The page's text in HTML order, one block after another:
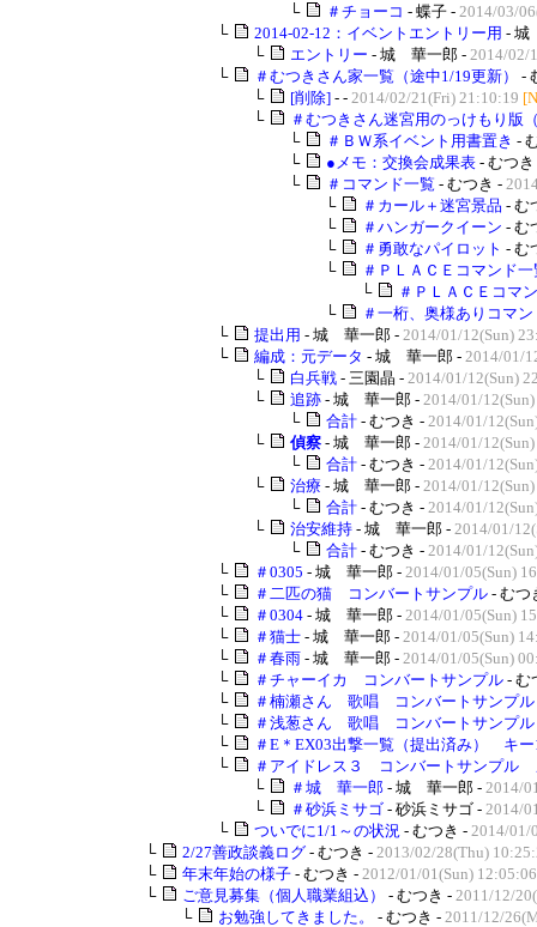
└
＃チョーコ - 蝶子 - 2014/03/
└
2014-02-12：イベントエントリー用 -
└
エントリー - 城 華一郎 - 2014/02/
└
＃むつきさん家一覧（途中1/19更新）
-
└
[削除] - - 2014/02/21(Fri) 21:10:19
└
＃むつきさん迷宮用のっけもり版
└
＃ＢＷ系イベント用書置き -
└
●メモ：交換会成果表 - むつ
└
＃コマンド一覧 - むつき -
└
＃カール＋迷宮景品 - む
└
＃ハンガークイーン - む
└
＃勇敢なパイロット - む
└
＃ＰＬＡＣＥコマンド一
└
＃ＰＬＡＣＥコマ
└
＃一桁、奥様ありコマ
└
提出用 - 城 華一郎 - 2014/01/12(Sun)
└
編成：元データ - 城 華一郎 - 2014/01/
└
白兵戦 - 三園晶 - 2014/01/12(Sun)
└
追跡 - 城 華一郎 - 2014/01/
└
合計 - むつき - 2014/01/
└
偵察 - 城 華一郎 - 2014/01/
└
合計 - むつき - 2014/01/
└
治療 - 城 華一郎 - 2014/01/
└
合計 - むつき - 2014/01/
└
治安維持 - 城 華一郎 - 2014/01/
└
合計 - むつき - 2014/01/
└
＃0305 - 城 華一郎 - 2014/01/05(Sun)
└
＃二匹の猫 コンバートサンプル - むつ
└
＃0304 - 城 華一郎 - 2014/01/05(Sun)
└
＃猫士 - 城 華一郎 - 2014/01/05(Sun)
└
＃春雨 - 城 華一郎 - 2014/01/05(Sun)
└
＃チャーイカ コンバートサンプル - む
└
＃楠瀬さん 歌唱 コンバートサンプル
└
＃浅葱さん 歌唱 コンバートサンプル
└
＃E＊EX03出撃一覧（提出済み） キー
└
＃アイドレス３ コンバートサンプル
└
＃城 華一郎 - 城 華一郎 - 2014/
└
＃砂浜ミサゴ - 砂浜ミサゴ - 2014/
└
ついでに1/1～の状況 - むつき - 2014/01/
└
2/27善政談義ログ - むつき - 2013/02/28(Thu)
└
年末年始の様子 - むつき - 2012/01/01(Sun) 12:05:06
└
ご意見募集（個人職業組込） - むつき - 2011/12/
└
お勉強してきました。 - むつき - 2011/12/